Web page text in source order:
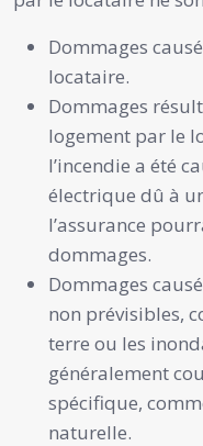
Dommages
locataire.
Dommages
logement par le
l’incendie a été
électrique dû à
l’assurance
dommages.
Dommages
non prévisibles,
terre ou les
généralement
spécifique,
naturelle.